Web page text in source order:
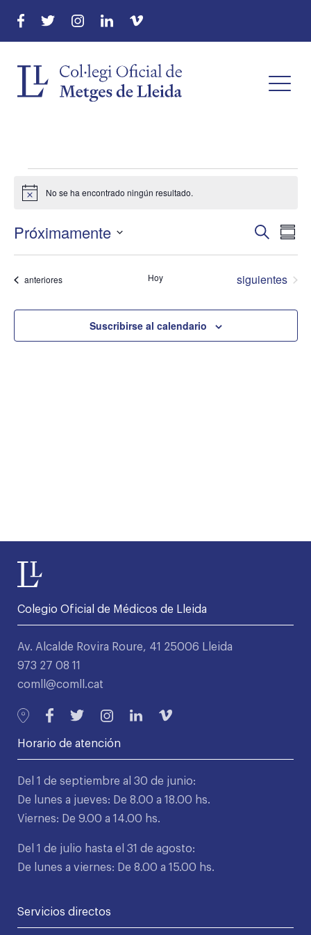
Eventos
Aviso No se ha encontrado ningún resultado.
de
y
vistas
Buscar
de
Próximamente
Eventos
anteriores Hoy Eventos
siguientes
Suscribirse al calendario
Colegio Oficial de Médicos de Lleida
Av. Alcalde Rovira Roure, 41 25006 Lleida
973 27 08 11
comll@comll.cat
Horario de atención
Del 1 de septiembre al 30 de junio:
De lunes a jueves: De 8.00 a 18.00 hs.
Viernes: De 9.00 a 14.00 hs.
Del 1 de julio hasta el 31 de agosto:
De lunes a viernes: De 8.00 a 15.00 hs.
Servicios directos